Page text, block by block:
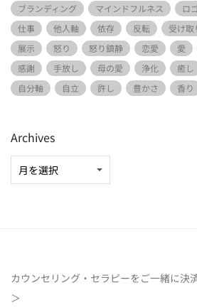
ブランディング
マインドフルネス ロ
仕事
他人軸 依存 反転 受け取
展示
怒り 怒り鎮静 恋愛 愛
感謝
手放し 母の愛 浄化 癒し
自分軸
自立 許し 豊かさ 香り
Archives
カウンセリング・セラピーをご一緒に決
＞